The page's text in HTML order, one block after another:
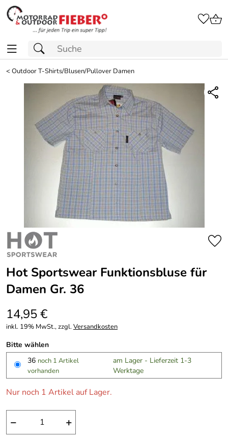
<Outdoor T-Shirts/Blusen/Pullover Damen
Hot Sportswear Funktionsbluse für
Damen Gr. 36
14,95 €
inkl. 19% MwSt., zzgl.Versandkosten
Bitte wählen
36 noch 1 Artikel
vorhanden
am Lager - Lieferzeit 1-3
Werktage
Nur noch 1 Artikel auf Lager.
− +